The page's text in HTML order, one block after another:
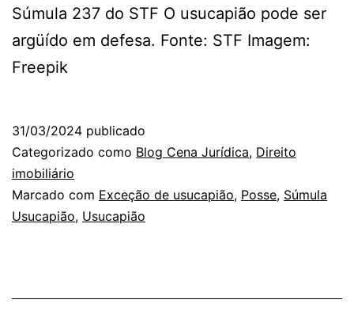
Súmula 237 do STF O usucapião pode ser
argüído em defesa. Fonte: STF Imagem:
Freepik
31/03/2024 publicado
Categorizado como Blog Cena Jurídica, Direito
imobiliário
Marcado com Exceção de usucapião, Posse, Súmula
Usucapião, Usucapião